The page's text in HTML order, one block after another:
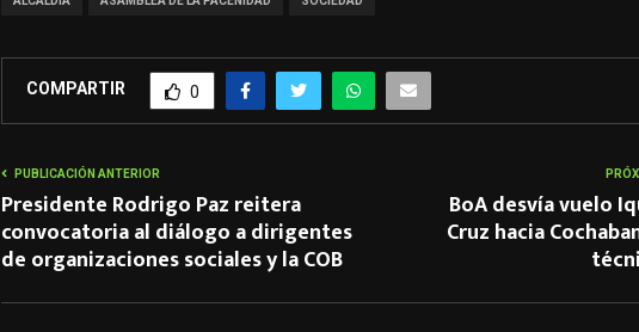
COMPARTIR 0
PUBLICACIÓN ANTERIOR
Presidente Rodrigo Paz reitera
convocatoria al diálogo a dirigentes
de organizaciones sociales y la COB
BoA desvía vuelo
Cruz hacia